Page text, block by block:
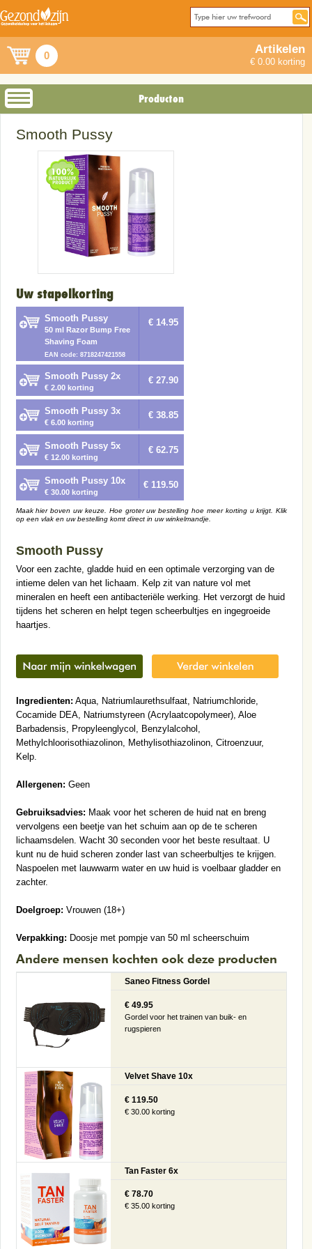
0 Artikelen
€ 0.00 korting
Producten
Smooth Pussy
Uw stapelkorting
Smooth Pussy
50 ml Razor Bump Free
Shaving Foam
EAN code: 8718247421558
€ 14.95
Smooth Pussy 2x
€ 2.00 korting
€ 27.90
Smooth Pussy 3x
€ 6.00 korting
€ 38.85
Smooth Pussy 5x
€ 12.00 korting
€ 62.75
Smooth Pussy 10x
€ 30.00 korting
€ 119.50
Maak hier boven uw keuze. Hoe groter uw bestelling hoe meer korting u krijgt. Klik
op een vlak en uw bestelling komt direct in uw winkelmandje.
Smooth Pussy
Voor een zachte, gladde huid en een optimale verzorging van de
intieme delen van het lichaam. Kelp zit van nature vol met
mineralen en heeft een antibacteriële werking. Het verzorgt de huid
tijdens het scheren en helpt tegen scheerbultjes en ingegroeide
haartjes.
Ingredienten: Aqua, Natriumlaurethsulfaat, Natriumchloride,
Cocamide DEA, Natriumstyreen (Acrylaatcopolymeer), Aloe
Barbadensis, Propyleenglycol, Benzylalcohol,
Methylchloorisothiazolinon, Methylisothiazolinon, Citroenzuur,
Kelp.
Allergenen: Geen
Gebruiksadvies: Maak voor het scheren de huid nat en breng
vervolgens een beetje van het schuim aan op de te scheren
lichaamsdelen. Wacht 30 seconden voor het beste resultaat. U
kunt nu de huid scheren zonder last van scheerbultjes te krijgen.
Naspoelen met lauwwarm water en uw huid is voelbaar gladder en
zachter.
Doelgroep: Vrouwen (18+)
Verpakking: Doosje met pompje van 50 ml scheerschuim
Andere mensen kochten ook deze producten
Saneo Fitness Gordel
€ 49.95
Gordel voor het trainen van buik- en
rugspieren
Velvet Shave 10x
€ 119.50
€ 30.00 korting
Tan Faster 6x
€ 78.70
€ 35.00 korting